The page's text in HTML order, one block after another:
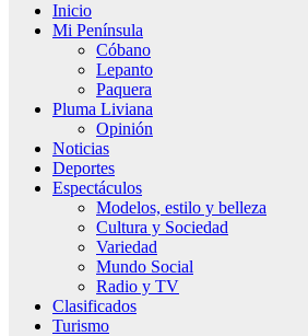
Inicio
Mi Península
Cóbano
Lepanto
Paquera
Pluma Liviana
Opinión
Noticias
Deportes
Espectáculos
Modelos, estilo y belleza
Cultura y Sociedad
Variedad
Mundo Social
Radio y TV
Clasificados
Turismo